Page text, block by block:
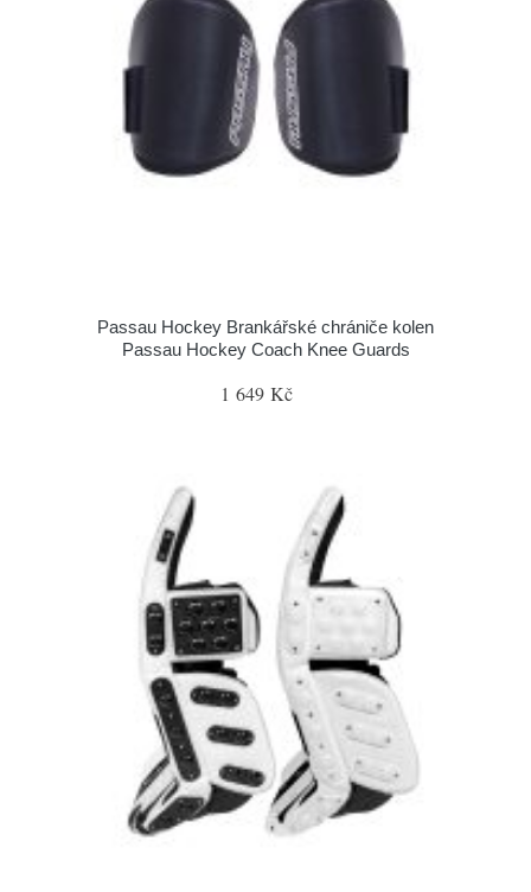
Passau Hockey Brankářské chrániče kolen
Passau Hockey Coach Knee Guards
1 649 Kč